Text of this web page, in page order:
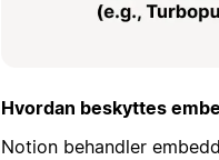
Hvordan beskyttes
Notion behandler